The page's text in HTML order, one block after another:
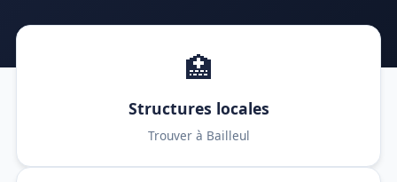
🏥
Structures locales
Trouver à Bailleul